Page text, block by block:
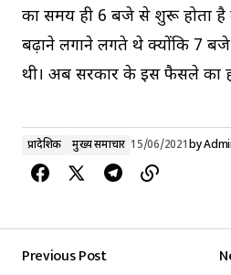
का समय ही 6 बजे से शुरू होता
बढ़ाने लगाने लगते थे क्योंकि 7
थी। अब सरकार के इस फैसले का
प्रादेशिक मुख्य समाचार 15/06/2021by
Previous Post